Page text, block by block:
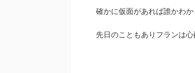
確かに仮面があれば誰かわ
先日のこともありフランは心